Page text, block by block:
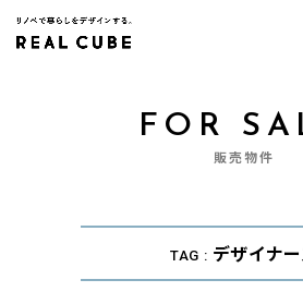
FOR
販売物件
TAG : デザイナ